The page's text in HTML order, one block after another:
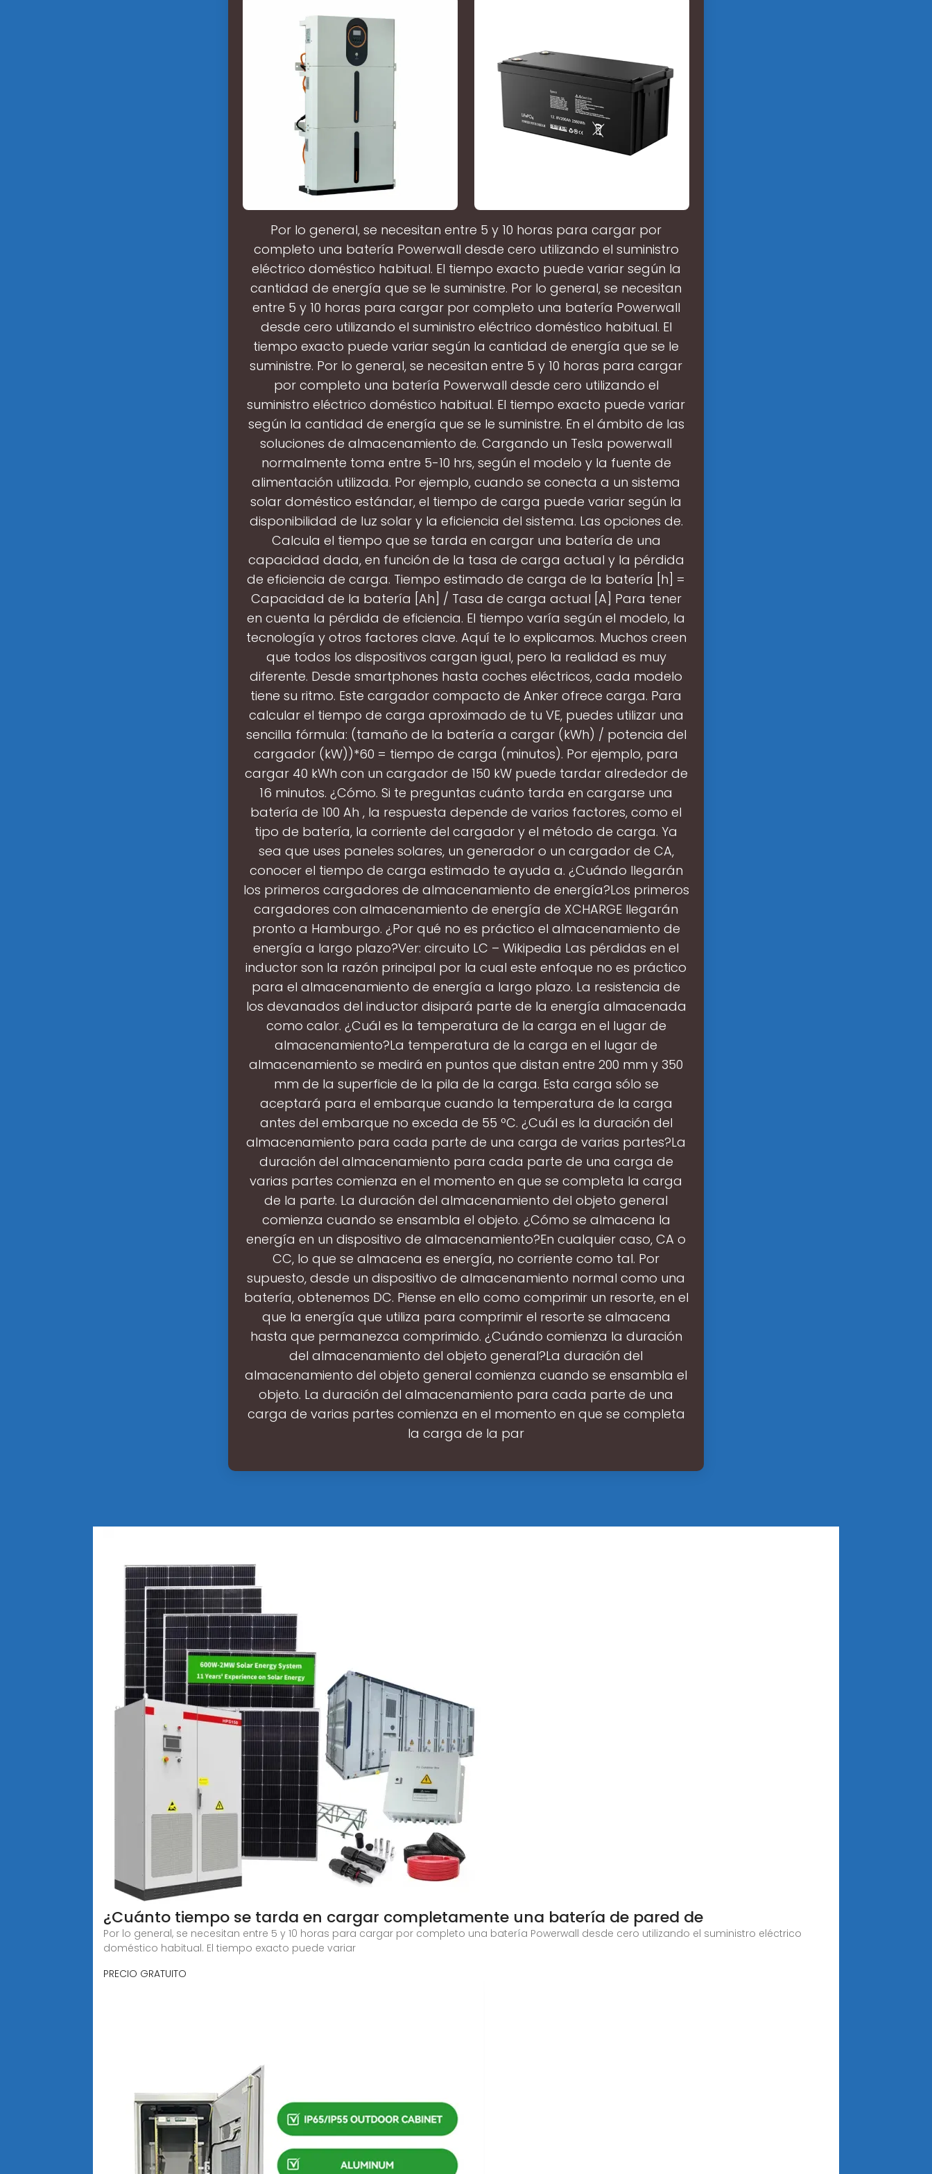
Por lo general, se necesitan entre 5 y 10 horas para cargar por
completo una batería Powerwall desde cero utilizando el suministro
eléctrico doméstico habitual. El tiempo exacto puede variar según la
cantidad de energía que se le suministre. Por lo general, se necesitan
entre 5 y 10 horas para cargar por completo una batería Powerwall
desde cero utilizando el suministro eléctrico doméstico habitual. El
tiempo exacto puede variar según la cantidad de energía que se le
suministre. Por lo general, se necesitan entre 5 y 10 horas para cargar
por completo una batería Powerwall desde cero utilizando el
suministro eléctrico doméstico habitual. El tiempo exacto puede variar
según la cantidad de energía que se le suministre. En el ámbito de las
soluciones de almacenamiento de. Cargando un Tesla powerwall
normalmente toma entre 5-10 hrs, según el modelo y la fuente de
alimentación utilizada. Por ejemplo, cuando se conecta a un sistema
solar doméstico estándar, el tiempo de carga puede variar según la
disponibilidad de luz solar y la eficiencia del sistema. Las opciones de.
Calcula el tiempo que se tarda en cargar una batería de una
capacidad dada, en función de la tasa de carga actual y la pérdida
de eficiencia de carga. Tiempo estimado de carga de la batería [h] =
Capacidad de la batería [Ah] / Tasa de carga actual [A] Para tener
en cuenta la pérdida de eficiencia. El tiempo varía según el modelo, la
tecnología y otros factores clave. Aquí te lo explicamos. Muchos creen
que todos los dispositivos cargan igual, pero la realidad es muy
diferente. Desde smartphones hasta coches eléctricos, cada modelo
tiene su ritmo. Este cargador compacto de Anker ofrece carga. Para
calcular el tiempo de carga aproximado de tu VE, puedes utilizar una
sencilla fórmula: (tamaño de la batería a cargar (kWh) / potencia del
cargador (kW))*60 = tiempo de carga (minutos). Por ejemplo, para
cargar 40 kWh con un cargador de 150 kW puede tardar alrededor de
16 minutos. ¿Cómo. Si te preguntas cuánto tarda en cargarse una
batería de 100 Ah , la respuesta depende de varios factores, como el
tipo de batería, la corriente del cargador y el método de carga. Ya
sea que uses paneles solares, un generador o un cargador de CA,
conocer el tiempo de carga estimado te ayuda a. ¿Cuándo llegarán
los primeros cargadores de almacenamiento de energía?Los primeros
cargadores con almacenamiento de energía de XCHARGE llegarán
pronto a Hamburgo. ¿Por qué no es práctico el almacenamiento de
energía a largo plazo?Ver: circuito LC – Wikipedia Las pérdidas en el
inductor son la razón principal por la cual este enfoque no es práctico
para el almacenamiento de energía a largo plazo. La resistencia de
los devanados del inductor disipará parte de la energía almacenada
como calor. ¿Cuál es la temperatura de la carga en el lugar de
almacenamiento?La temperatura de la carga en el lugar de
almacenamiento se medirá en puntos que distan entre 200 mm y 350
mm de la superficie de la pila de la carga. Esta carga sólo se
aceptará para el embarque cuando la temperatura de la carga
antes del embarque no exceda de 55 ºC. ¿Cuál es la duración del
almacenamiento para cada parte de una carga de varias partes?La
duración del almacenamiento para cada parte de una carga de
varias partes comienza en el momento en que se completa la carga
de la parte. La duración del almacenamiento del objeto general
comienza cuando se ensambla el objeto. ¿Cómo se almacena la
energía en un dispositivo de almacenamiento?En cualquier caso, CA o
CC, lo que se almacena es energía, no corriente como tal. Por
supuesto, desde un dispositivo de almacenamiento normal como una
batería, obtenemos DC. Piense en ello como comprimir un resorte, en el
que la energía que utiliza para comprimir el resorte se almacena
hasta que permanezca comprimido. ¿Cuándo comienza la duración
del almacenamiento del objeto general?La duración del
almacenamiento del objeto general comienza cuando se ensambla el
objeto. La duración del almacenamiento para cada parte de una
carga de varias partes comienza en el momento en que se completa
la carga de la par
¿Cuánto tiempo se tarda en cargar completamente una batería de pared de
Por lo general, se necesitan entre 5 y 10 horas para cargar por completo una batería Powerwall desde cero utilizando el suministro eléctrico
doméstico habitual. El tiempo exacto puede variar
PRECIO GRATUITO